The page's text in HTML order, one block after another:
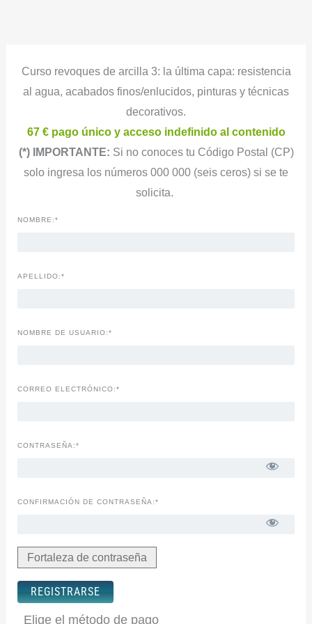
Curso revoques de arcilla 3: la última capa: resistencia
al agua, acabados finos/enlucidos, pinturas y técnicas
decorativos.
67 € pago único y acceso indefinido al contenido
(*) IMPORTANTE: Si no conoces tu Código Postal (CP)
solo ingresa los números 000 000 (seis ceros) si se te
solicita.
NOMBRE:*
APELLIDO:*
NOMBRE DE USUARIO:*
CORREO ELECTRÓNICO:*
CONTRASEÑA:*
CONFIRMACIÓN DE CONTRASEÑA:*
Fortaleza de contraseña
Elige el método de pago
Sin valor